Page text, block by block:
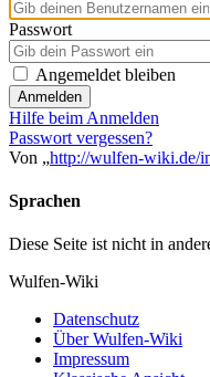
Passwort
Angemeldet bleiben
Anmelden
Hilfe beim Anmelden
Passwort vergessen?
Von „http://wulfen-wiki.de/
Sprachen
Diese Seite ist nicht in
Wulfen-Wiki
Datenschutz
Über Wulfen-Wiki
Impressum